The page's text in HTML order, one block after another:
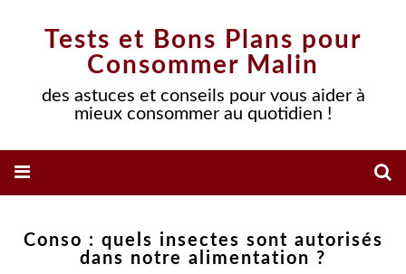
Tests et Bons Plans pour
Consommer Malin
des astuces et conseils pour vous aider à
mieux consommer au quotidien !
Conso : quels insectes sont autorisés
dans notre alimentation ?